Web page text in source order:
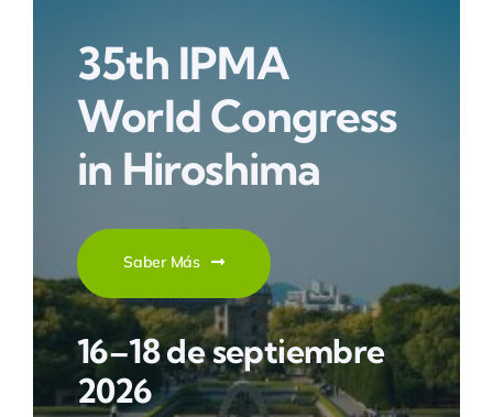
35th IPMA
World Congress
in Hiroshima
Saber Más
16–18 de septiembre
2026